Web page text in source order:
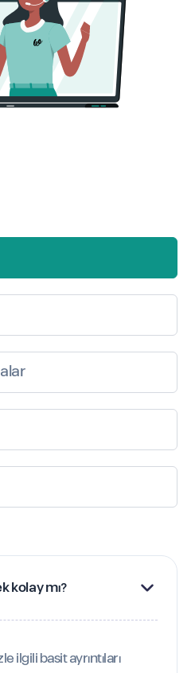
kolay mı?
ilgili basit ayrıntıları